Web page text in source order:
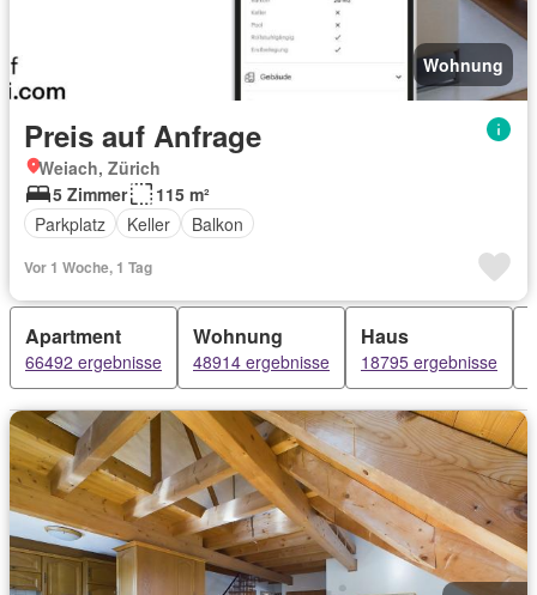
Wohnung
Preis auf Anfrage
Weiach, Zürich
5 Zimmer
115 m²
Parkplatz
Keller Balkon
Vor 1 Woche, 1 Tag
Apartment
66492 ergebnisse
Wohnung
48914 ergebnisse
Haus
18795 ergebnisse